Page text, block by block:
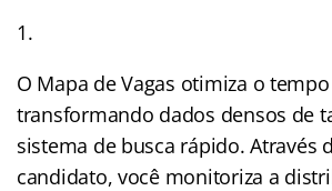
O Mapa de Vagas otimiza o
transformando dados densos de
sistema de busca rápido. Através
candidato, você monitoriza a